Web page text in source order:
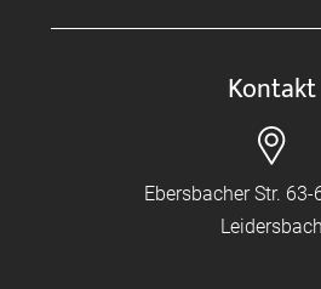
Kontakt
Ebersbacher Str. 63-
Leidersbach